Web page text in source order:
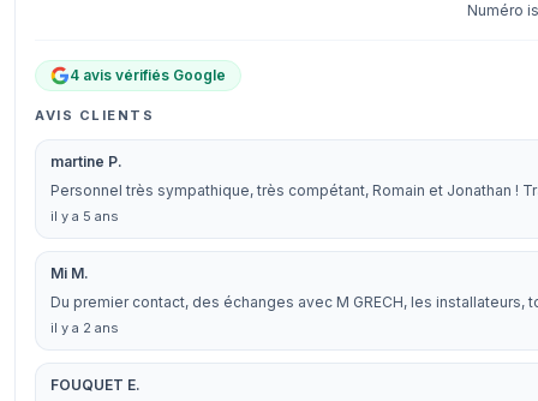
Numéro
4 avis vérifiés Google
AVIS CLIENTS
martine P.
Personnel très sympathique, très compétant, Romain et Jonathan !
il y a 5 ans
Mi M.
Du premier contact, des échanges avec M GRECH, les
il y a 2 ans
FOUQUET E.